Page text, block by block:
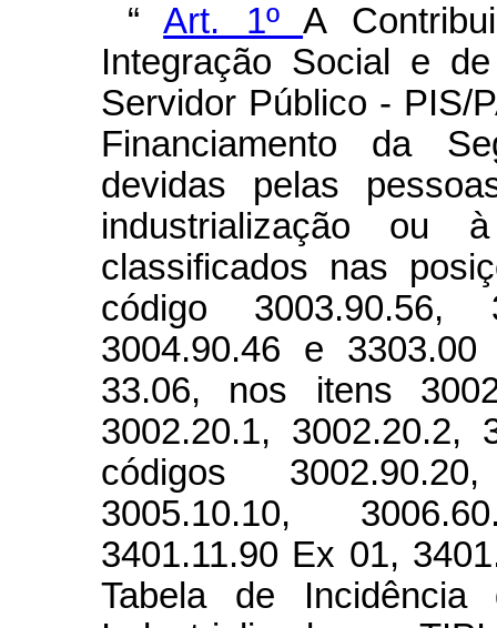
“Art. 1ºA
Integração Social e
Servidor Público - PIS/
Financiamento da
devidas pelas
industrialização ou
classificados nas
código
3004.90.46 e
33.06, nos itens
3002.20.1, 3002.20.2,
códigos
3005.10.10,
3401.11.90 Ex 01,
Tabela de